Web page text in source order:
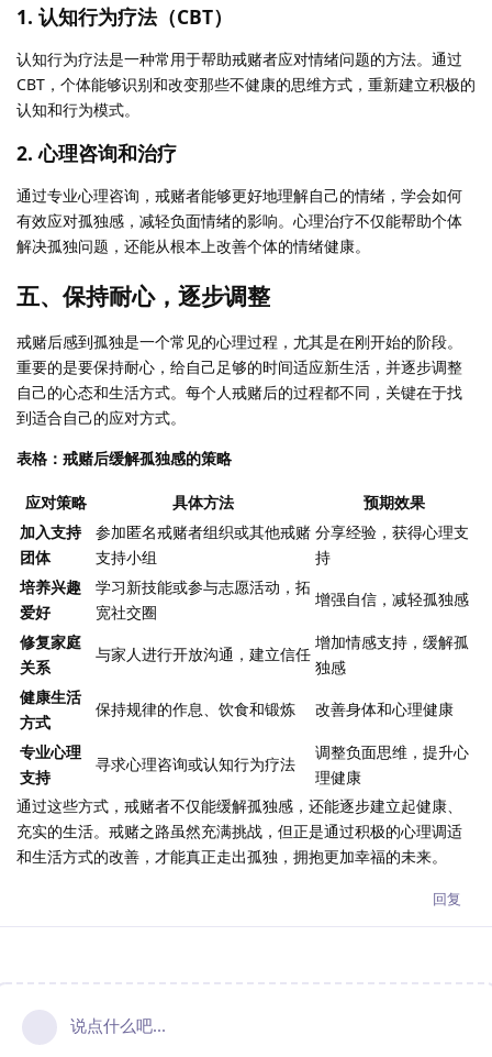
1. 认知行为疗法（CBT）
认知行为疗法是一种常用于帮助戒赌者应对情绪问题的方法。通过
CBT，个体能够识别和改变那些不健康的思维方式，重新建立积极的
认知和行为模式。
2.心理咨询和治疗
通过专业心理咨询，戒赌者能够更好地理解自己的情绪，学会如何
有效应对孤独感，减轻负面情绪的影响。心理治疗不仅能帮助个体
解决孤独问题，还能从根本上改善个体的情绪健康。
五、保持耐心，逐步调整
戒赌后感到孤独是一个常见的心理过程，尤其是在刚开始的阶段。
重要的是要保持耐心，给自己足够的时间适应新生活，并逐步调整
自己的心态和生活方式。每个人戒赌后的过程都不同，关键在于找
到适合自己的应对方式。
表格：戒赌后缓解孤独感的策略
应对策略 具体方法
预期效果
加入支持
团体
参加匿名戒赌者组织或其他戒赌
支持小组
分享经验，获得心理支
持
培养兴趣
爱好
学习新技能或参与志愿活动，拓
宽社交圈
增强自信，减轻孤独感
修复家庭
关系
与家人进行开放沟通，建立信任
增加情感支持，缓解孤
独感
健康生活
方式
保持规律的作息、饮食和锻炼 改善身体和心理健康
专业心理
支持
寻求心理咨询或认知行为疗法
调整负面思维，提升心
理健康
通过这些方式，戒赌者不仅能缓解孤独感，还能逐步建立起健康、
充实的生活。戒赌之路虽然充满挑战，但正是通过积极的心理调适
和生活方式的改善，才能真正走出孤独，拥抱更加幸福的未来。
回复
说点什么吧...